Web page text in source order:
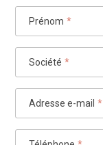
Prénom *
Société *
Adresse e-mail *